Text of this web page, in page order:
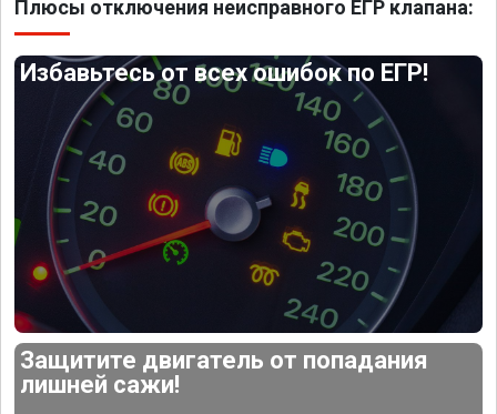
Плюсы отключения неисправного ЕГР клапана:
Избавьтесь от всех ошибок по ЕГР!
Защитите двигатель от попадания
лишней сажи!